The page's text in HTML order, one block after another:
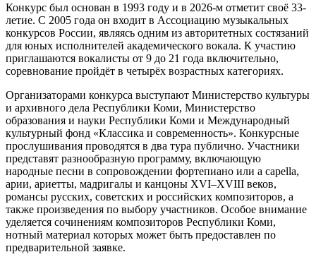
Конкурс был основан в 1993 году и в 2026-м отметит своё 33-
летие. С 2005 года он входит в Ассоциацию музыкальных
конкурсов России, являясь одним из авторитетных состязаний
для юных исполнителей академического вокала. К участию
приглашаются вокалисты от 9 до 21 года включительно,
соревнование пройдёт в четырёх возрастных категориях.
Организаторами конкурса выступают Министерство культуры
и архивного дела Республики Коми, Министерство
образования и науки Республики Коми и Международный
культурный фонд «Классика и современность». Конкурсные
прослушивания проводятся в два тура публично. Участники
представят разнообразную программу, включающую
народные песни в сопровождении фортепиано или a capella,
арии, ариетты, мадригалы и канцоны XVI–XVIII веков,
романсы русских, советских и российских композиторов, а
также произведения по выбору участников. Особое внимание
уделяется сочинениям композиторов Республики Коми,
нотный материал которых может быть предоставлен по
предварительной заявке.